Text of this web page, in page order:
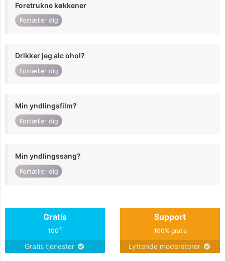
Foretrukne køkkener
Fortæller dig
Drikker jeg alc ohol?
Fortæller dig
Min yndlingsfilm?
Fortæller dig
Min yndlingssang?
Fortæller dig
Gratis
100%
Gratis tjenester
Support
100% gratis
Lyttende moderatorer